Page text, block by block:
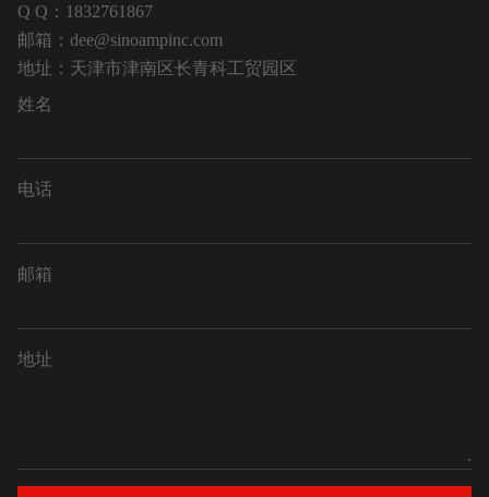
Q Q：1832761867
邮箱：dee@sinoampinc.com
地址：天津市津南区长青科工贸园区
姓名
电话
邮箱
地址